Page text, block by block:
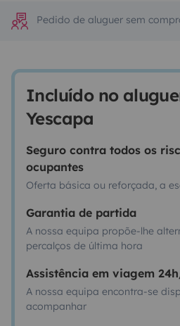
Pedido de aluguer sem
Incluído no
Yescapa
Seguro contra todos os
ocupantes
Oferta básica ou reforçada, a
Garantia de partida
A nossa equipa propõe-lhe
percalços de última hora
Assistência em viagem
A nossa equipa encontra-se
acompanhar